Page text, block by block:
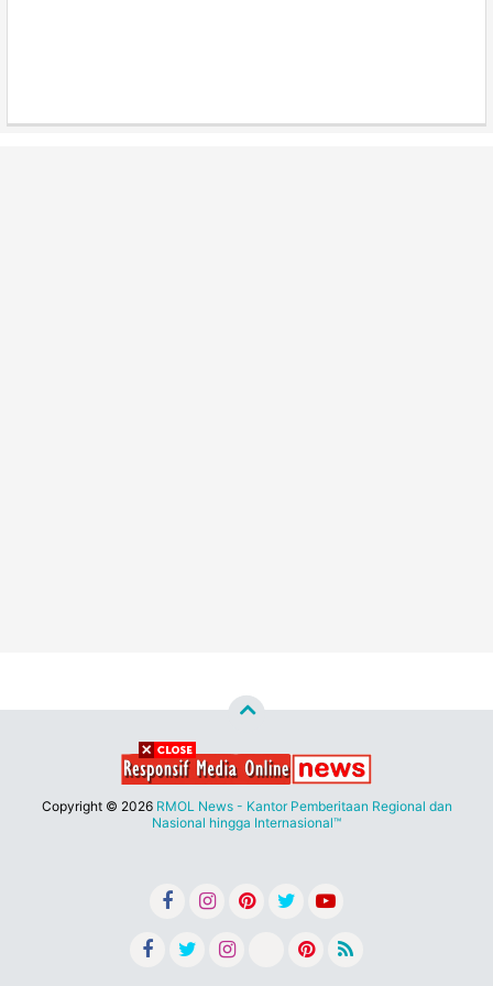
Copyright © 2026 RMOL News - Kantor Pemberitaan Regional dan
Nasional hingga Internasional™